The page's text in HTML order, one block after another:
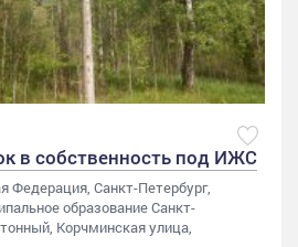
в собственность под ИЖС
Федерация, Санкт-Петербург,
образование Санкт-
Корчминская улица,